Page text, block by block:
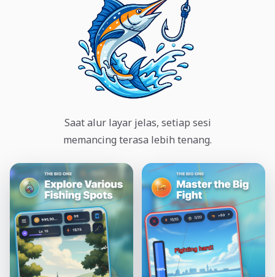
Saat alur layar jelas, setiap sesi
memancing terasa lebih tenang.